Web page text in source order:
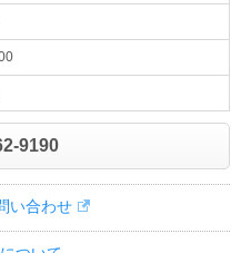
いただくようお願い申し上げ
応不可としている事象をご要
にお断りしている内容であり
つきまして
のご住所が異なっていた場合
所受取、転送は許可いたしま
9190
い合わせ